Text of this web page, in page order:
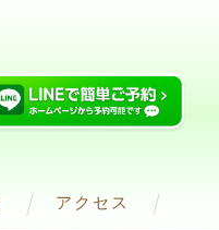
アクセス